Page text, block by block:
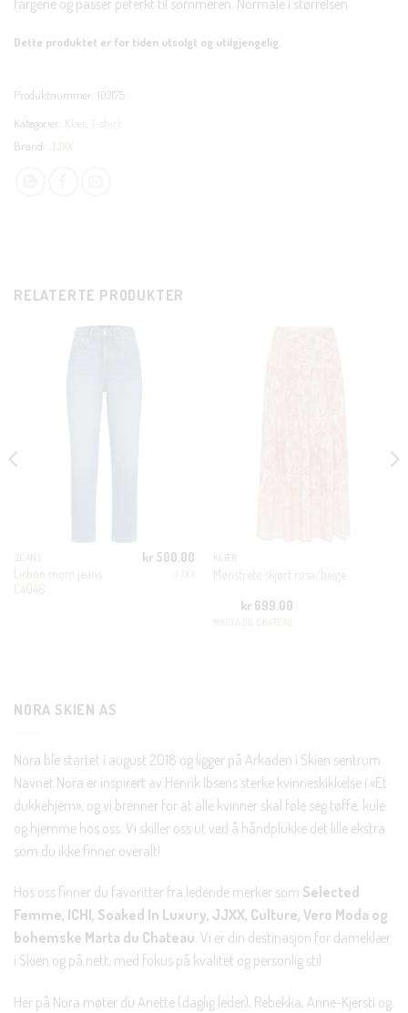
fargene og passer peferkt til sommeren. Normale i størrelsen
Dette produktet er for tiden utsolgt og utilgjengelig.
Produktnummer: 103175
Kategorier: Klær T-shirt
Brand:
JJXX
RELATERTE PRODUKTER
JEANS
Lisbon mom jeans
C4046
kr 500.00 KLÆR
Mønstrete skjørt rosa/beige
kr699.00
NORA SKIEN AS
Nora ble startet i august 2018 og ligger på Arkaden i Skien sentrum.
Navnet Nora er inspirert av Henrik Ibsens sterke kvinneskikkelse i «Et
dukkehjem», og vi brenner for at alle kvinner skal føle seg tøffe, kule
og hjemme hos oss. Vi skiller oss ut ved å håndplukke det lille ekstra
som du ikke finner overalt!
Hos oss finner du favoritter fra ledende merker som Selected
Femme, ICHI, Soaked In Luxury, JJXX, Culture, Vero Moda og
bohemske Marta du Chateau. Vi er din destinasjon for dameklær
i Skien og på nett, med fokus på kvalitet og personlig stil.
Her på Nora møter du Anette (daglig leder), Rebekka, Anne-Kjersti og
Bli en del av Nora-familien i dag. Som medlem får du 10%
rabatt på din første handel og eksklusive fordeler rett i lomma.